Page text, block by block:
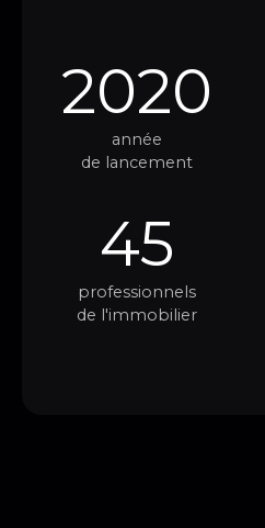
2020
année
de lancement
45
professionnels
de l'immobilier